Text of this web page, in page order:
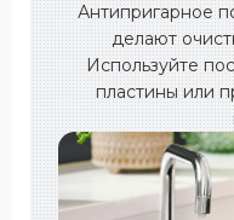
Антипригарное
делают
Используйте
пластины или